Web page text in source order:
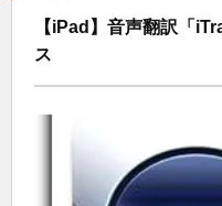
【iPad】音声翻訳「
ス